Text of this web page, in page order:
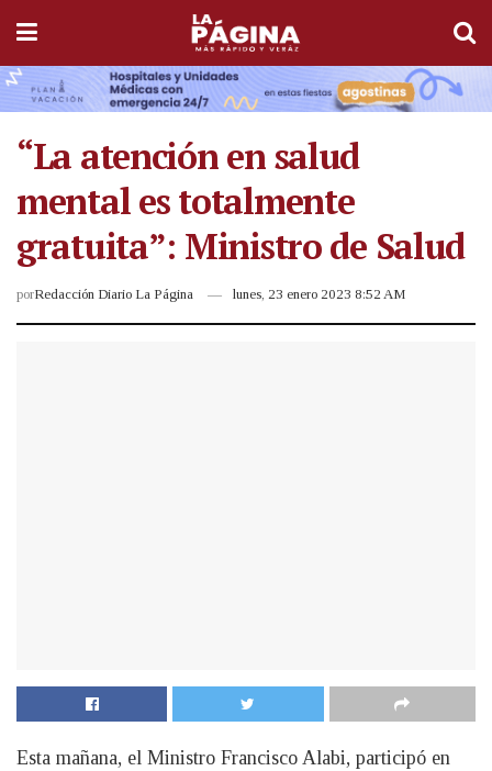
“La atención en salud
mental es totalmente
gratuita”: Ministro de Salud
porRedacción Diario La Página lunes, 23 enero 2023 8:52 AM
Esta mañana, el Ministro Francisco Alabi, participó en